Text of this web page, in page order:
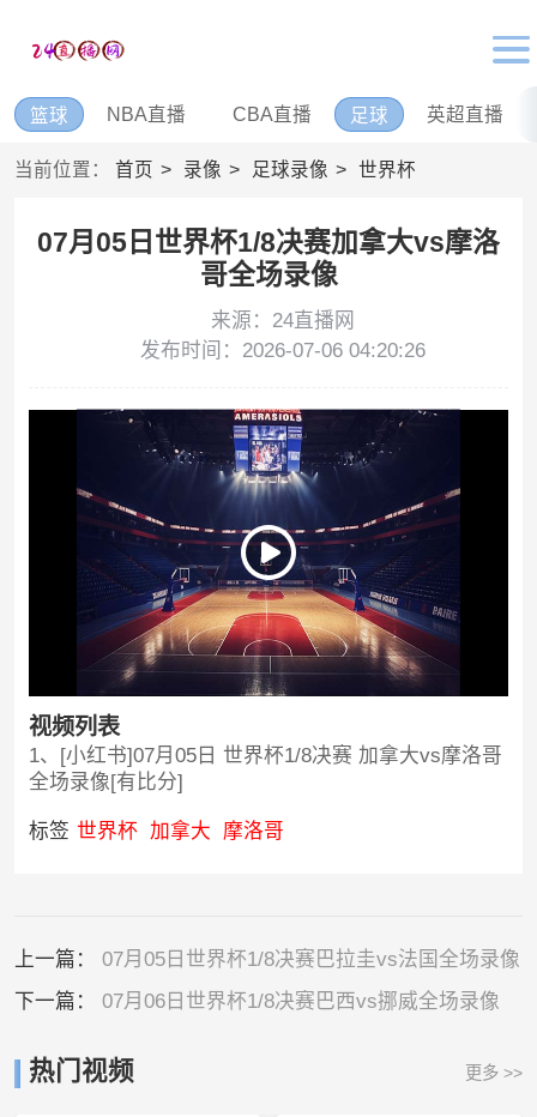
篮球 NBA直播 CBA直播 足球 英超直播
当前位置： 首页 录像 足球录像 世界杯
07月05日世界杯1/8决赛加拿大vs摩洛
哥全场录像
来源：24直播网
发布时间：2026-07-06 04:20:26
视频列表
1、[小红书]07月05日 世界杯1/8决赛 加拿大vs摩洛哥
全场录像[有比分]
标签 世界杯 加拿大 摩洛哥
上一篇： 07月05日世界杯1/8决赛巴拉圭vs法国全场录像
下一篇： 07月06日世界杯1/8决赛巴西vs挪威全场录像
热门视频 更多 >>